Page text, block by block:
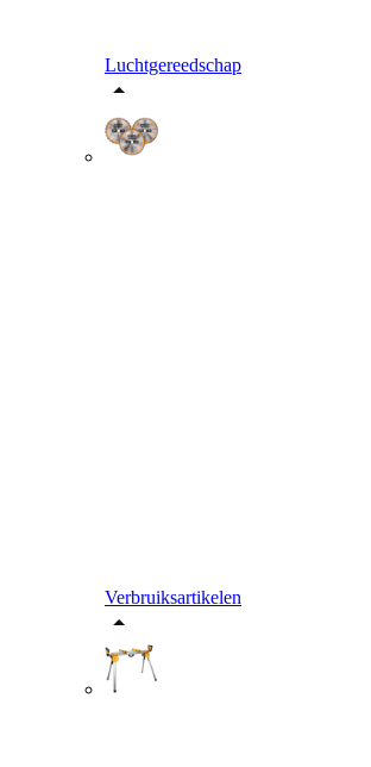
Luchtgereedschap
Verbruiksartikelen